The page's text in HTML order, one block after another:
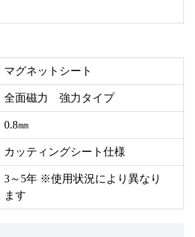
マグネットシート
全面磁力 強力タイプ
0.8㎜
カッティングシート仕様
3～5年 ※使用状況により異なり
ます